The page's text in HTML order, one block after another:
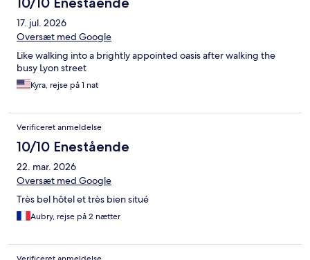
17. jul. 2026
Oversæt med Google
Like walking into a brightly appointed oasis after walking the
busy Lyon street
Kyra, rejse på 1 nat
Verificeret anmeldelse
10/10 Enestående
22. mar. 2026
Oversæt med Google
Très bel hôtel et très bien situé
Aubry, rejse på 2 nætter